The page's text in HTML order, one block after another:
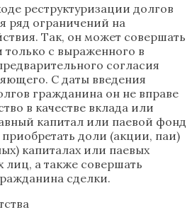
реструктуризации долгов
ряд ограничений на
Так, он может совершать
только с выраженного в
согласия
С даты введения
гражданина он не вправе
в качестве вклада или
капитал или паевой фонд
доли (акции, паи)
капиталах или паевых
а также совершать
сделки.